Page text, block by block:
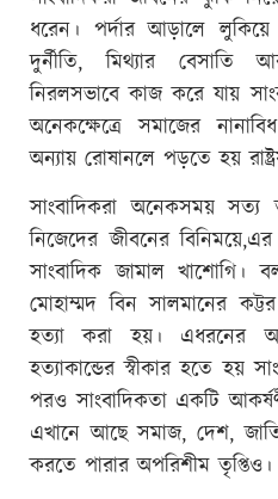
ধরেন। পর্দার আড়ালে
দুর্নীতি, মিথ্যার
নিরলসভাবে কাজ করে যায়
অনেকক্ষেত্রে সমাজের
অন্যায় রোষানলে পড়তে হয়
সাংবাদিকরা অনেকসময়
নিজেদের জীবনের
সাংবাদিক জামাল খাশোগি।
মোহাম্মদ বিন সালমানের
হত্যা করা হয়। এধরনের
হত্যাকান্ডের স্বীকার হতে হয়
পরও সাংবাদিকতা একটি
এখানে আছে সমাজ, দেশ,
করতে পারার অপরিশীম তৃপ্তিও।